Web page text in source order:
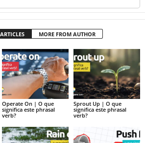
MORE FROM AUTHOR
Operate On | O que
significa este phrasal
verb?
Sprout Up | O que
significa este phrasal
verb?